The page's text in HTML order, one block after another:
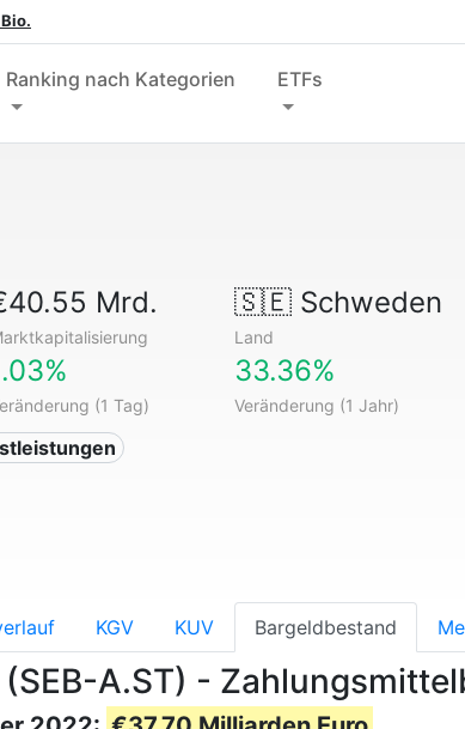
Ranking nach Kategorien ETFs
Mrd. 🇸🇪Schweden
Land
(1 Tag)
33.36%
Veränderung (1 Jahr)
KGV KUV Bargeldbestand
A.ST) -